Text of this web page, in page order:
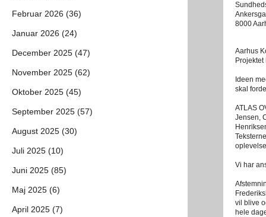
8000
Aarhus
Ideen
skal
ATLAS
Jensen,
Vi har
vil blive
hele
Februar 2026 (36)
Januar 2026 (24)
December 2025 (47)
November 2025 (62)
Oktober 2025 (45)
September 2025 (57)
August 2025 (30)
Juli 2025 (10)
Juni 2025 (85)
Maj 2025 (6)
April 2025 (7)